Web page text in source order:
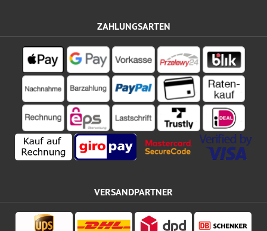
ZAHLUNGSARTEN
VERSANDPARTNER